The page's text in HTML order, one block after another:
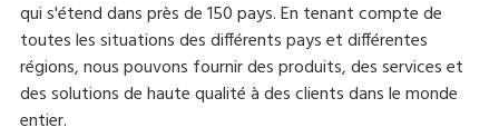
qui s'étend dans près de 150 pays. En tenant compte de
toutes les situations des différents pays et différentes
régions, nous pouvons fournir des produits, des services et
des solutions de haute qualité à des clients dans le monde
entier.